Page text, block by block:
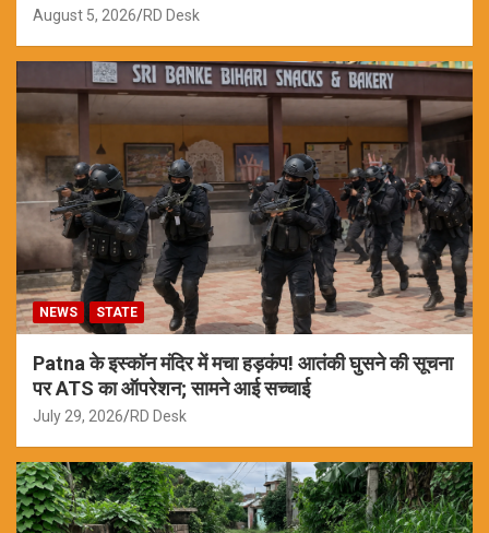
August 5, 2026 RD Desk
NEWS STATE
Patna के इस्कॉन मंदिर में मचा हड़कंप! आतंकी घुसने की सूचना
पर ATS का ऑपरेशन; सामने आई सच्चाई
July 29, 2026 RD Desk